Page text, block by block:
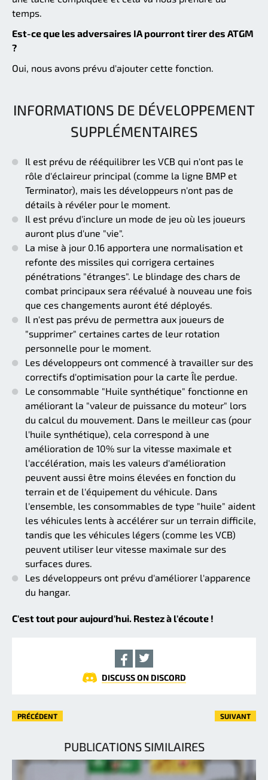
temps.
Est-ce que les adversaires IA pourront tirer des ATGM
?
Oui, nous avons prévu d'ajouter cette fonction.
INFORMATIONS DE DÉVELOPPEMENT
SUPPLÉMENTAIRES
Il est prévu de rééquilibrer les VCB qui n'ont pas le
rôle d'éclaireur principal (comme la ligne BMP et
Terminator), mais les développeurs n'ont pas de
détails à révéler pour le moment.
Il est prévu d'inclure un mode de jeu où les joueurs
auront plus d'une "vie".
La mise à jour 0.16 apportera une normalisation et
refonte des missiles qui corrigera certaines
pénétrations "étranges". Le blindage des chars de
combat principaux sera réévalué à nouveau une fois
que ces changements auront été déployés.
Il n'est pas prévu de permettra aux joueurs de
"supprimer" certaines cartes de leur rotation
personnelle pour le moment.
Les développeurs ont commencé à travailler sur des
correctifs d'optimisation pour la carte Île perdue.
Le consommable "Huile synthétique" fonctionne en
améliorant la "valeur de puissance du moteur" lors
du calcul du mouvement. Dans le meilleur cas (pour
l'huile synthétique), cela correspond à une
amélioration de 10% sur la vitesse maximale et
l'accélération, mais les valeurs d'amélioration
peuvent aussi être moins élevées en fonction du
terrain et de l'équipement du véhicule. Dans
l'ensemble, les consommables de type "huile" aident
les véhicules lents à accélérer sur un terrain difficile,
tandis que les véhicules légers (comme les VCB)
peuvent utiliser leur vitesse maximale sur des
surfaces dures.
Les développeurs ont prévu d'améliorer l'apparence
du hangar.
C'est tout pour aujourd'hui. Restez à l'écoute !
DISCUSS ON DISCORD
PRÉCÉDENT SUIVANT
PUBLICATIONS SIMILAIRES